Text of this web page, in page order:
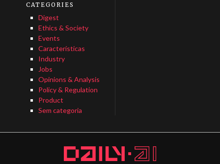
CATEGORIES
Digest
Ethics & Society
Events
Características
Industry
Jobs
Opinions & Analysis
Policy & Regulation
Product
Sem categoria